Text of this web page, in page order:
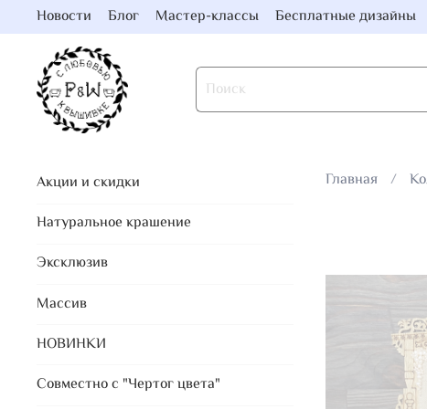
Новости Блог Мастер-классы Бесплатные дизайны
Главная
Акции и скидки
Натуральное крашение
Эксклюзив
Массив
НОВИНКИ
Совместно с "Чертог цвета"